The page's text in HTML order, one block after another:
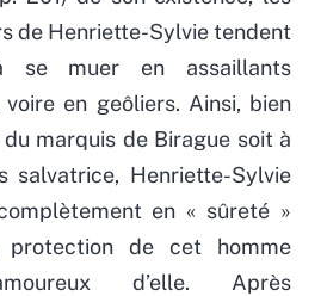
de Henriette-Sylvie tendent
se muer en assaillants
en geôliers. Ainsi, bien
du marquis de Birague soit à
salvatrice, Henriette-Sylvie
en « sûreté »
de cet homme
d’elle. Après